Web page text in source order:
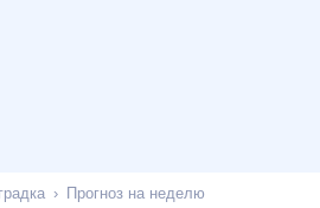
Прогноз на неделю